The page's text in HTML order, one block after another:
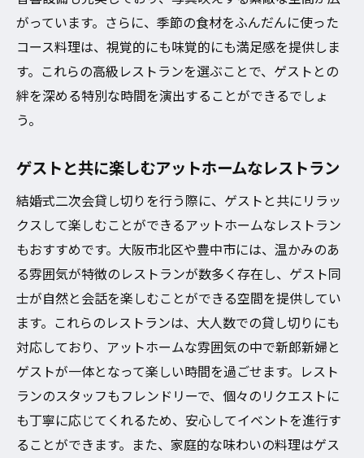
がっています。さらに、季節の食材をふんだんに使った
コース料理は、視覚的にも味覚的にも満足感を提供しま
す。これらの高級レストランを選ぶことで、ゲストとの
絆を深める特別な時間を演出することができるでしょ
う。
ゲストと共に楽しむアットホームなレストラン
結婚式二次会貸し切りを行う際に、ゲストと共にリラッ
クスして楽しむことができるアットホームなレストラン
もおすすめです。大阪市北区や豊中市には、温かみのあ
る雰囲気が特徴のレストランが数多く存在し、ゲスト同
士が自然と会話を楽しむことができる空間を提供してい
ます。これらのレストランは、大人数での貸し切りにも
対応しており、アットホームな雰囲気の中で新郎新婦と
ゲストが一体となって楽しい時間を過ごせます。レスト
ランのスタッフもフレンドリーで、個々のリクエストに
も丁寧に応じてくれるため、安心してイベントを進行す
ることができます。また、家庭的な味わいの料理はゲス